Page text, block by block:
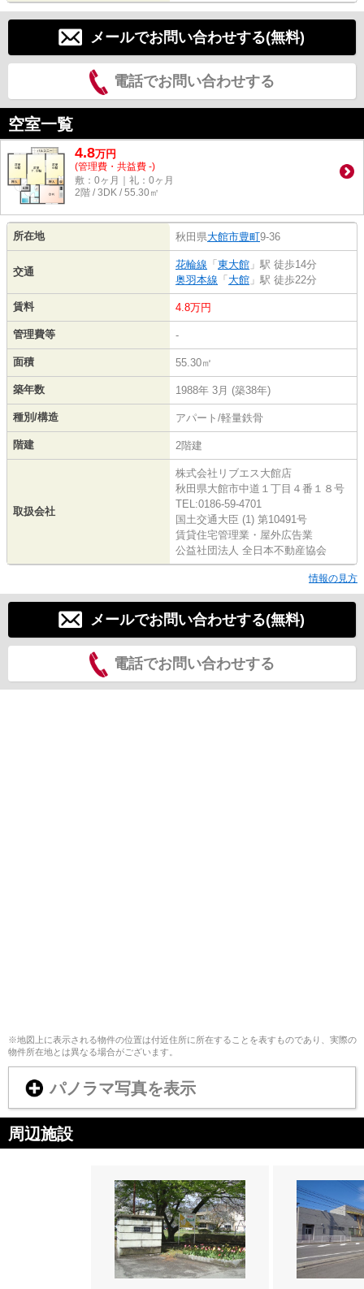
メールでお問い合わせする(無料)
電話でお問い合わせする
空室一覧
4.8万円
(管理費・共益費 -)
敷：0ヶ月｜礼：0ヶ月
2階 / 3DK / 55.30㎡
所在地 秋田県大館市豊町9-36
交通
花輪線 「 東大館 」駅 徒歩14分
奥羽本線 「 大館 」駅 徒歩22分
賃料 4.8万円
管理費等 -
面積 55.30㎡
築年数 1988年 3月 (築38年)
種別/構造 アパート/軽量鉄骨
階建 2階建
取扱会社
株式会社リブエス大館店
秋田県大館市中道１丁目４番１８号
TEL:0186-59-4701
国土交通大臣 (1) 第10491号
賃貸住宅管理業・屋外広告業
公益社団法人 全日本不動産協会
情報の見方
メールでお問い合わせする(無料)
電話でお問い合わせする
※地図上に表示される物件の位置は付近住所に所在することを表すものであり、実際の
物件所在地とは異なる場合がございます。
パノラマ写真を表示
周辺施設